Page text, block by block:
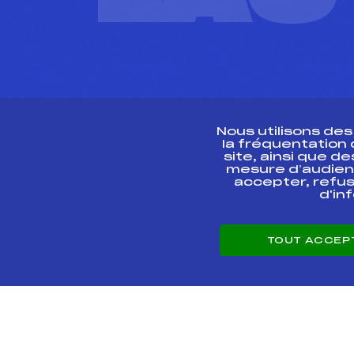
ESPACE PRESSE
Nous utilisons
la fréquentation
site, ainsi que
mesure
accepter,
TOUT